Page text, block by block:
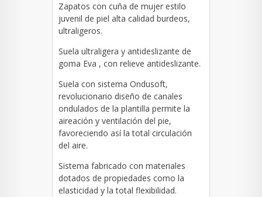
Zapatos con cuña de mujer estilo
juvenil de piel alta calidad burdeos,
ultraligeros.
Suela ultraligera y antideslizante de
goma Eva , con relieve antideslizante.
Suela con sistema Ondusoft,
revolucionario diseño de canales
ondulados de la plantilla permite la
aireación y ventilación del pie,
favoreciendo así la total circulación
del aire.
Sistema fabricado con materiales
dotados de propiedades como la
elasticidad y la total flexibilidad.